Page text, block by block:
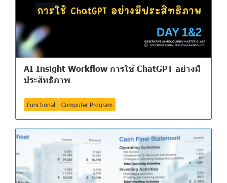
AI Insight Workflow การใช้ ChatGPT อย่างมี
ประสิทธิภาพ
Functional Computer Program